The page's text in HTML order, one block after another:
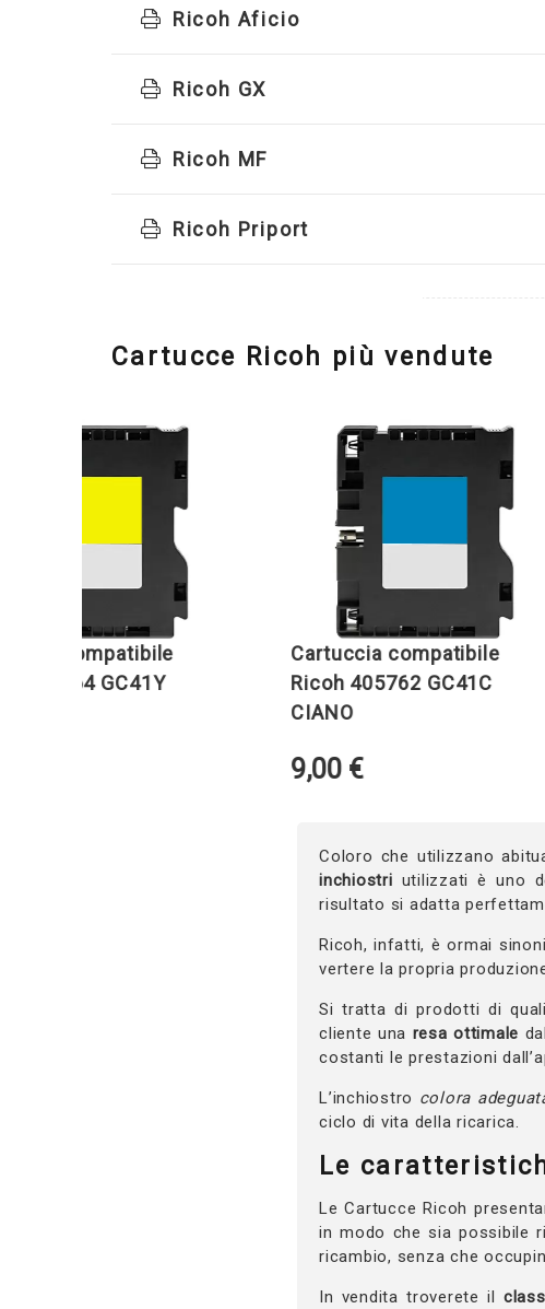
Ricoh Aficio
Ricoh GX
Ricoh MF
Ricoh Priport
Cartucce Ricoh più vendute
compatibile
GC41Y
Cartuccia compatibile
Ricoh 405762 GC41C
CIANO
9,00€
Coloro che utilizzano
inchiostri utilizzati è uno
risultato si adatta
Ricoh, infatti, è ormai
vertere la propria
Si tratta di prodotti di
cliente una resa ottimale
costanti le prestazioni
L’inchiostro colora
ciclo di vita della ricarica.
Le
Le Cartucce Ricoh
in modo che sia possibile
ricambio, senza che
In vendita troverete il